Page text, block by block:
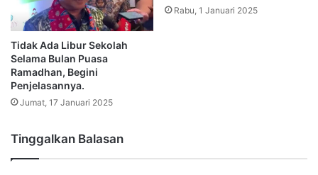
Tidak Ada Libur Sekolah
Selama Bulan Puasa
Ramadhan, Begini
Penjelasannya.
Jumat, 17 Januari 2025
Rabu, 1 Januari 2025
Tinggalkan Balasan